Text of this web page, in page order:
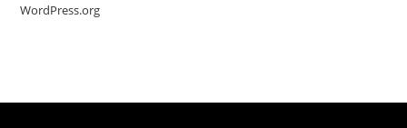
WordPress.org